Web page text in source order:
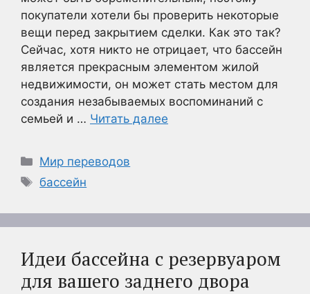
покупатели хотели бы проверить некоторые
вещи перед закрытием сделки. Как это так?
Сейчас, хотя никто не отрицает, что бассейн
является прекрасным элементом жилой
недвижимости, он может стать местом для
создания незабываемых воспоминаний с
семьей и … Читать далее
Рубрики
Мир переводов
Метки
бассейн
Идеи бассейна с резервуаром
для вашего заднего двора